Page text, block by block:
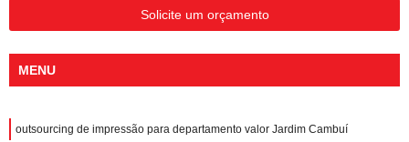
Solicite um orçamento
MENU
outsourcing de impressão para departamento valor Jardim Cambuí